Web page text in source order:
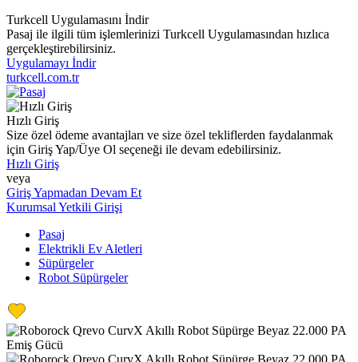
Turkcell Uygulamasını İndir
Pasaj ile ilgili tüm işlemlerinizi Turkcell Uygulamasından hızlıca
gerçekleştirebilirsiniz.
Uygulamayı İndir
turkcell.com.tr
Hızlı Giriş
Size özel ödeme avantajları ve size özel tekliflerden faydalanmak
için Giriş Yap/Üye Ol seçeneği ile devam edebilirsiniz.
Hızlı Giriş
veya
Giriş Yapmadan Devam Et
Kurumsal Yetkili Girişi
Pasaj
Elektrikli Ev Aletleri
Süpürgeler
Robot Süpürgeler